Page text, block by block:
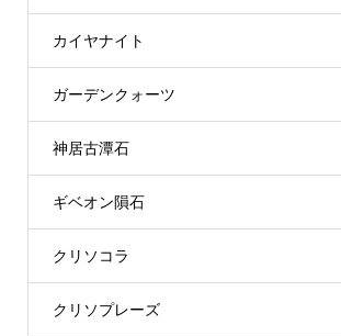
カイヤナイト
ガーデンクォーツ
神居古潭石
ギベオン隕石
クリソコラ
クリソプレーズ